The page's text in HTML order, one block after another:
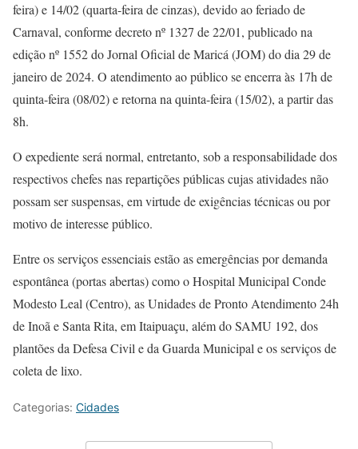
feira) e 14/02 (quarta-feira de cinzas), devido ao feriado de
Carnaval, conforme decreto nº 1327 de 22/01, publicado na
edição nº 1552 do Jornal Oficial de Maricá (JOM) do dia 29 de
janeiro de 2024. O atendimento ao público se encerra às 17h de
quinta-feira (08/02) e retorna na quinta-feira (15/02), a partir das
8h.
O expediente será normal, entretanto, sob a responsabilidade dos
respectivos chefes nas repartições públicas cujas atividades não
possam ser suspensas, em virtude de exigências técnicas ou por
motivo de interesse público.
Entre os serviços essenciais estão as emergências por demanda
espontânea (portas abertas) como o Hospital Municipal Conde
Modesto Leal (Centro), as Unidades de Pronto Atendimento 24h
de Inoã e Santa Rita, em Itaipuaçu, além do SAMU 192, dos
plantões da Defesa Civil e da Guarda Municipal e os serviços de
coleta de lixo.
Categorias: Cidades